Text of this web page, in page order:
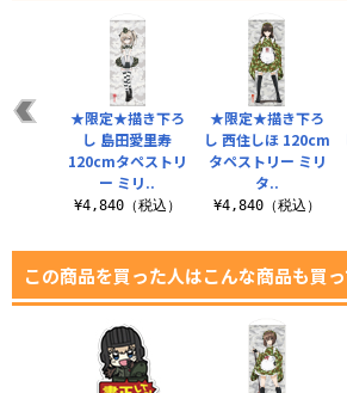
★限定★描き下ろ
し 西住しほ 120cm
タペストリー ミリ
タ..
¥4,840（税込）
★限定★描き下ろ
し 島田愛里寿
120cmタペストリ
ー ミリ..
¥4,840（税込）
この商品を買った人はこんな商品も買